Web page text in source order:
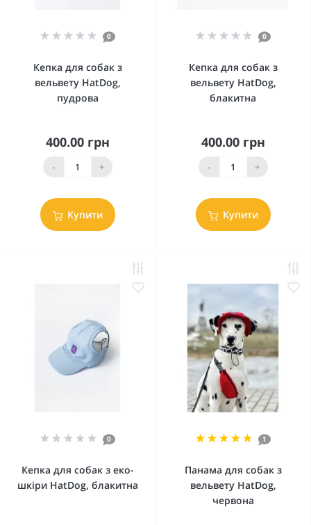
0
Кепка для собак з
вельвету HatDog,
пудрова
400.00 грн
- +
Купити
0
Кепка для собак з
вельвету HatDog,
блакитна
400.00 грн
- +
Купити
0
Кепка для собак з еко-
шкіри HatDog, блакитна
1
Панама для собак з
вельвету HatDog,
червона